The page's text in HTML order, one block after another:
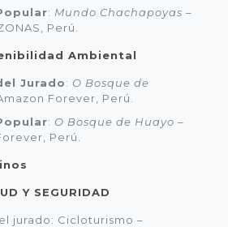
: Mundo Chachapoyas –
Perú.
Ambiental
Jurado: O Bosque de
Forever, Perú.
: O Bosque de Huayo –
Perú.
Y SEGURIDAD
jurado: Cicloturismo –